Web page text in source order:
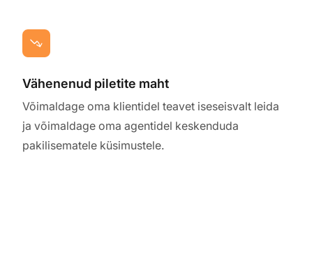
Vähenenud piletite maht
Võimaldage oma klientidel teavet iseseisvalt leida
ja võimaldage oma agentidel keskenduda
pakilisematele küsimustele.